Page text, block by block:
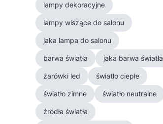
lampy dekoracyjne
lampy wiszące do salonu
jaka lampa do salonu
barwa światła jaka barwa światła
żarówki led światło ciepłe
światło zimne światło neutralne
źródła światła